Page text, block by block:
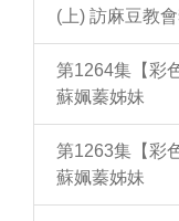
(上) 訪麻豆教
第1264集【彩
蘇姵蓁姊妹
第1263集【彩
蘇姵蓁姊妹